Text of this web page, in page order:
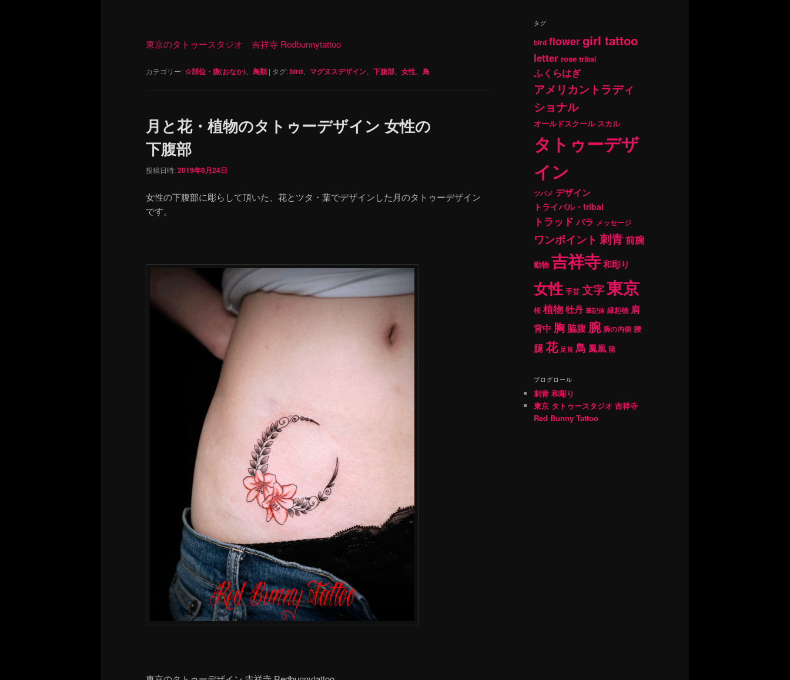
東京のタトゥースタジオ 吉祥寺 Redbunnytattoo
カテゴリー:☆部位・腹(おなか) 鳥類 | タグ:bird マグヌスデザイン 下腹部 女性 鳥
月と花・植物のタトゥーデザイン 女性の
下腹部
投稿日時:2019年6月24日
女性の下腹部に彫らして頂いた、花とツタ・葉でデザインした月のタトゥーデザイン
です。
タグ
bird flowergirl tattoo
letter rose tribal
ふくらはぎ
アメリカントラディ
ショナル
オールドスクール スカル
タトゥーデザ
イン
ツバメ デザイン
トライバル・tribal
トラッド バラ メッセージ
ワンポイント 刺青前腕
動物 吉祥寺和彫り
女性 手首 文字東京
桜 植物牡丹 筆記体 縁起物 肩
背中 胸 脇腹 腕 腕の内側 腰
腿花 足首 鳥 鳳凰 龍
ブログロール
刺青 和彫り
東京 タトゥースタジオ 吉祥寺
Red Bunny Tattoo